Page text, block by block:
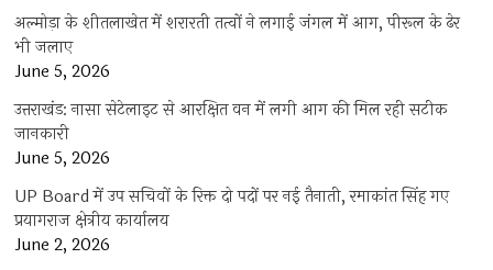
अल्मोड़ा के शीतलाखेत में शरारती तत्वों ने लगाई जंगल में आग, पीरूल के ढेर
भी जलाए
June 5, 2026
उत्तराखंड: नासा सेटेलाइट से आरक्षित वन में लगी आग की मिल रही सटीक
जानकारी
June 5, 2026
UP Board में उप सचिवों के रिक्त दो पदों पर नई तैनाती, रमाकांत सिंह गए
प्रयागराज क्षेत्रीय कार्यालय
June 2, 2026